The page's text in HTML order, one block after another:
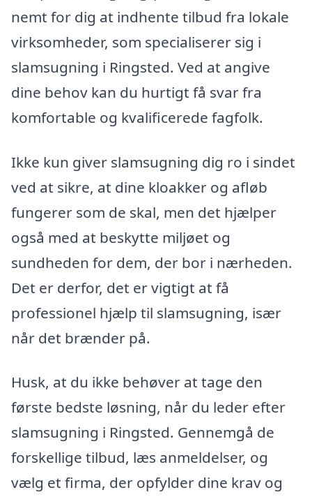
nemt for dig at indhente tilbud fra lokale
virksomheder, som specialiserer sig i
slamsugning i Ringsted. Ved at angive
dine behov kan du hurtigt få svar fra
komfortable og kvalificerede fagfolk.
Ikke kun giver slamsugning dig ro i sindet
ved at sikre, at dine kloakker og afløb
fungerer som de skal, men det hjælper
også med at beskytte miljøet og
sundheden for dem, der bor i nærheden.
Det er derfor, det er vigtigt at få
professionel hjælp til slamsugning, især
når det brænder på.
Husk, at du ikke behøver at tage den
første bedste løsning, når du leder efter
slamsugning i Ringsted. Gennemgå de
forskellige tilbud, læs anmeldelser, og
vælg et firma, der opfylder dine krav og